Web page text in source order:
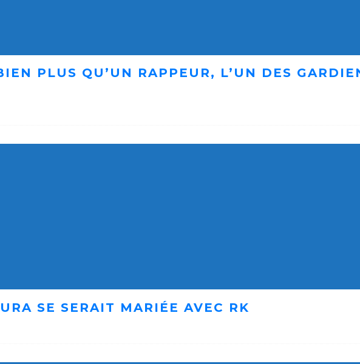
PLUS QU’UN RAPPEUR, L’UN DES
SE SERAIT MARIÉE AVEC RK